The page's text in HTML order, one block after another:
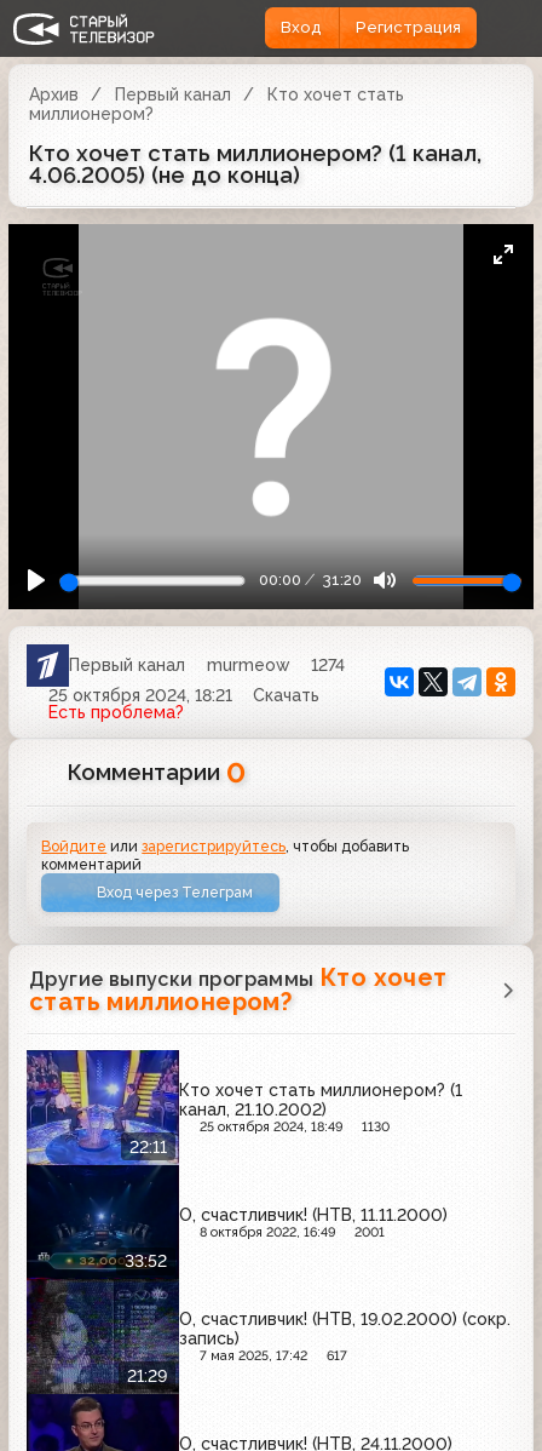
Вход Регистрация
Архив Первый канал
Кто хочет стать
миллионером?
Кто хочет стать миллионером? (1 канал,
4.06.2005) (не до конца)
00:00 31:20
Первый канал murmeow
1274
25 октября 2024, 18:21
Скачать
Есть проблема?
Комментарии 0
Войдите илизарегистрируйтесь , чтобы добавить
комментарий
Вход через Телеграм
Другие выпуски программы Кто хочет
стать миллионером?
22:11
Кто хочет стать миллионером? (1
канал, 21.10.2002)
25 октября 2024, 18:49 1130
33:52
О, счастливчик! (НТВ, 11.11.2000)
8 октября 2022, 16:49 2001
21:29
О, счастливчик! (НТВ, 19.02.2000) (сокр.
запись)
7 мая 2025, 17:42 617
О, счастливчик! (НТВ, 24.11.2000)